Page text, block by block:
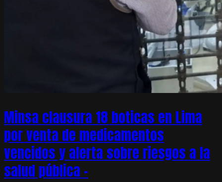
Minsa clausura 18 boticas en Lima
por venta de medicamentos
vencidos y alerta sobre riesgos a la
salud pública –